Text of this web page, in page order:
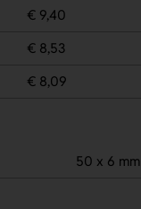
€ 9,40
€ 8,53
€ 8,09
50 x 6 mm